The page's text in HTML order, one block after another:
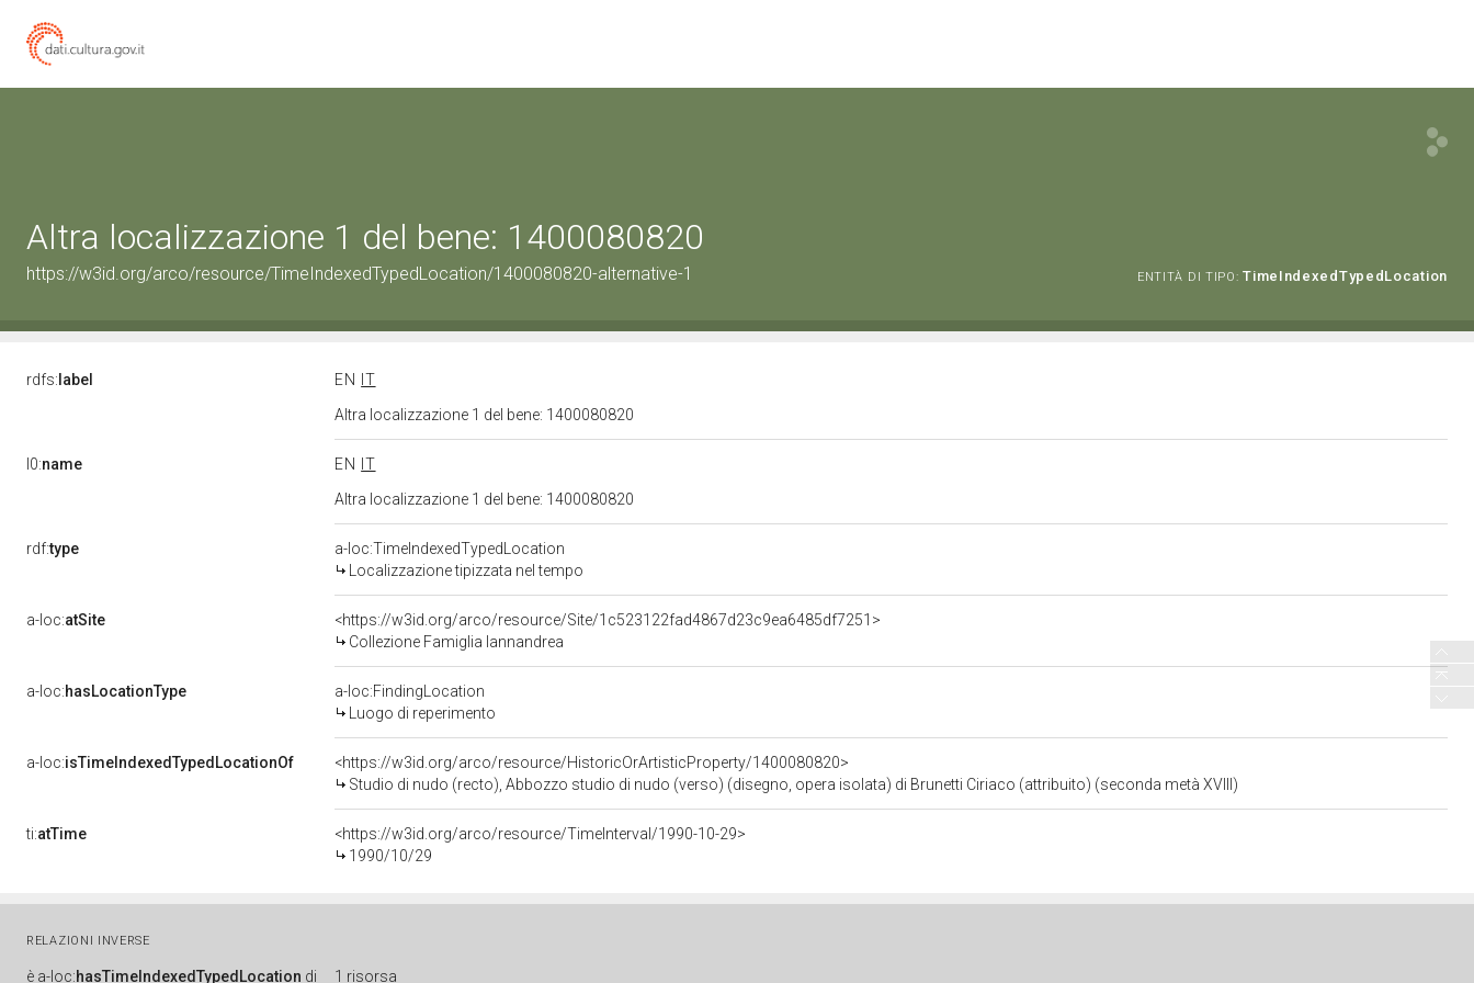
Altra localizzazione 1 del bene: 1400080820
https://w3id.org/arco/resource/TimeIndexedTypedLocation/1400080820-alternative-1 ENTITÀ DI TIPO: TimeIndexedTypedLocation
rdfs: label EN
IT
Altra localizzazione 1 del bene: 1400080820
l0:name EN
IT
Altra localizzazione 1 del bene: 1400080820
rdf:type
a-loc:TimeIndexedTypedLocation
Localizzazione tipizzata nel tempo
a-loc:atSite
<https://w3id.org/arco/resource/Site/1c523122fad4867d23c9ea6485df7251>
Collezione Famiglia Iannandrea
a-loc:hasLocationType
a-loc:FindingLocation
Luogo di reperimento
a-loc:isTimeIndexedTypedLocationOf
<https://w3id.org/arco/resource/HistoricOrArtisticProperty/1400080820>
Studio di nudo (recto), Abbozzo studio di nudo (verso) (disegno, opera isolata) di Brunetti Ciriaco (attribuito) (seconda metà XVIII)
ti:atTime
<https://w3id.org/arco/resource/TimeInterval/1990-10-29>
1990/10/29
RELAZIONI INVERSE
è a-loc:hasTimeIndexedTypedLocation di 1 risorsa